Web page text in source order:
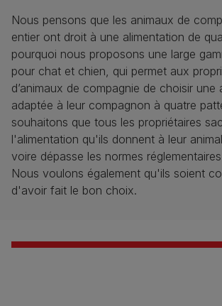
Nous pensons que les animaux de
entier ont droit à une alimentation de
pourquoi nous proposons une large
pour chat et chien, qui permet aux
d’animaux de compagnie de choisir une
adaptée à leur compagnon à quatre
souhaitons que tous les propriétaires
l'alimentation qu'ils donnent à leur
voire dépasse les normes
Nous voulons également qu'ils soient
d'avoir fait le bon choix.​